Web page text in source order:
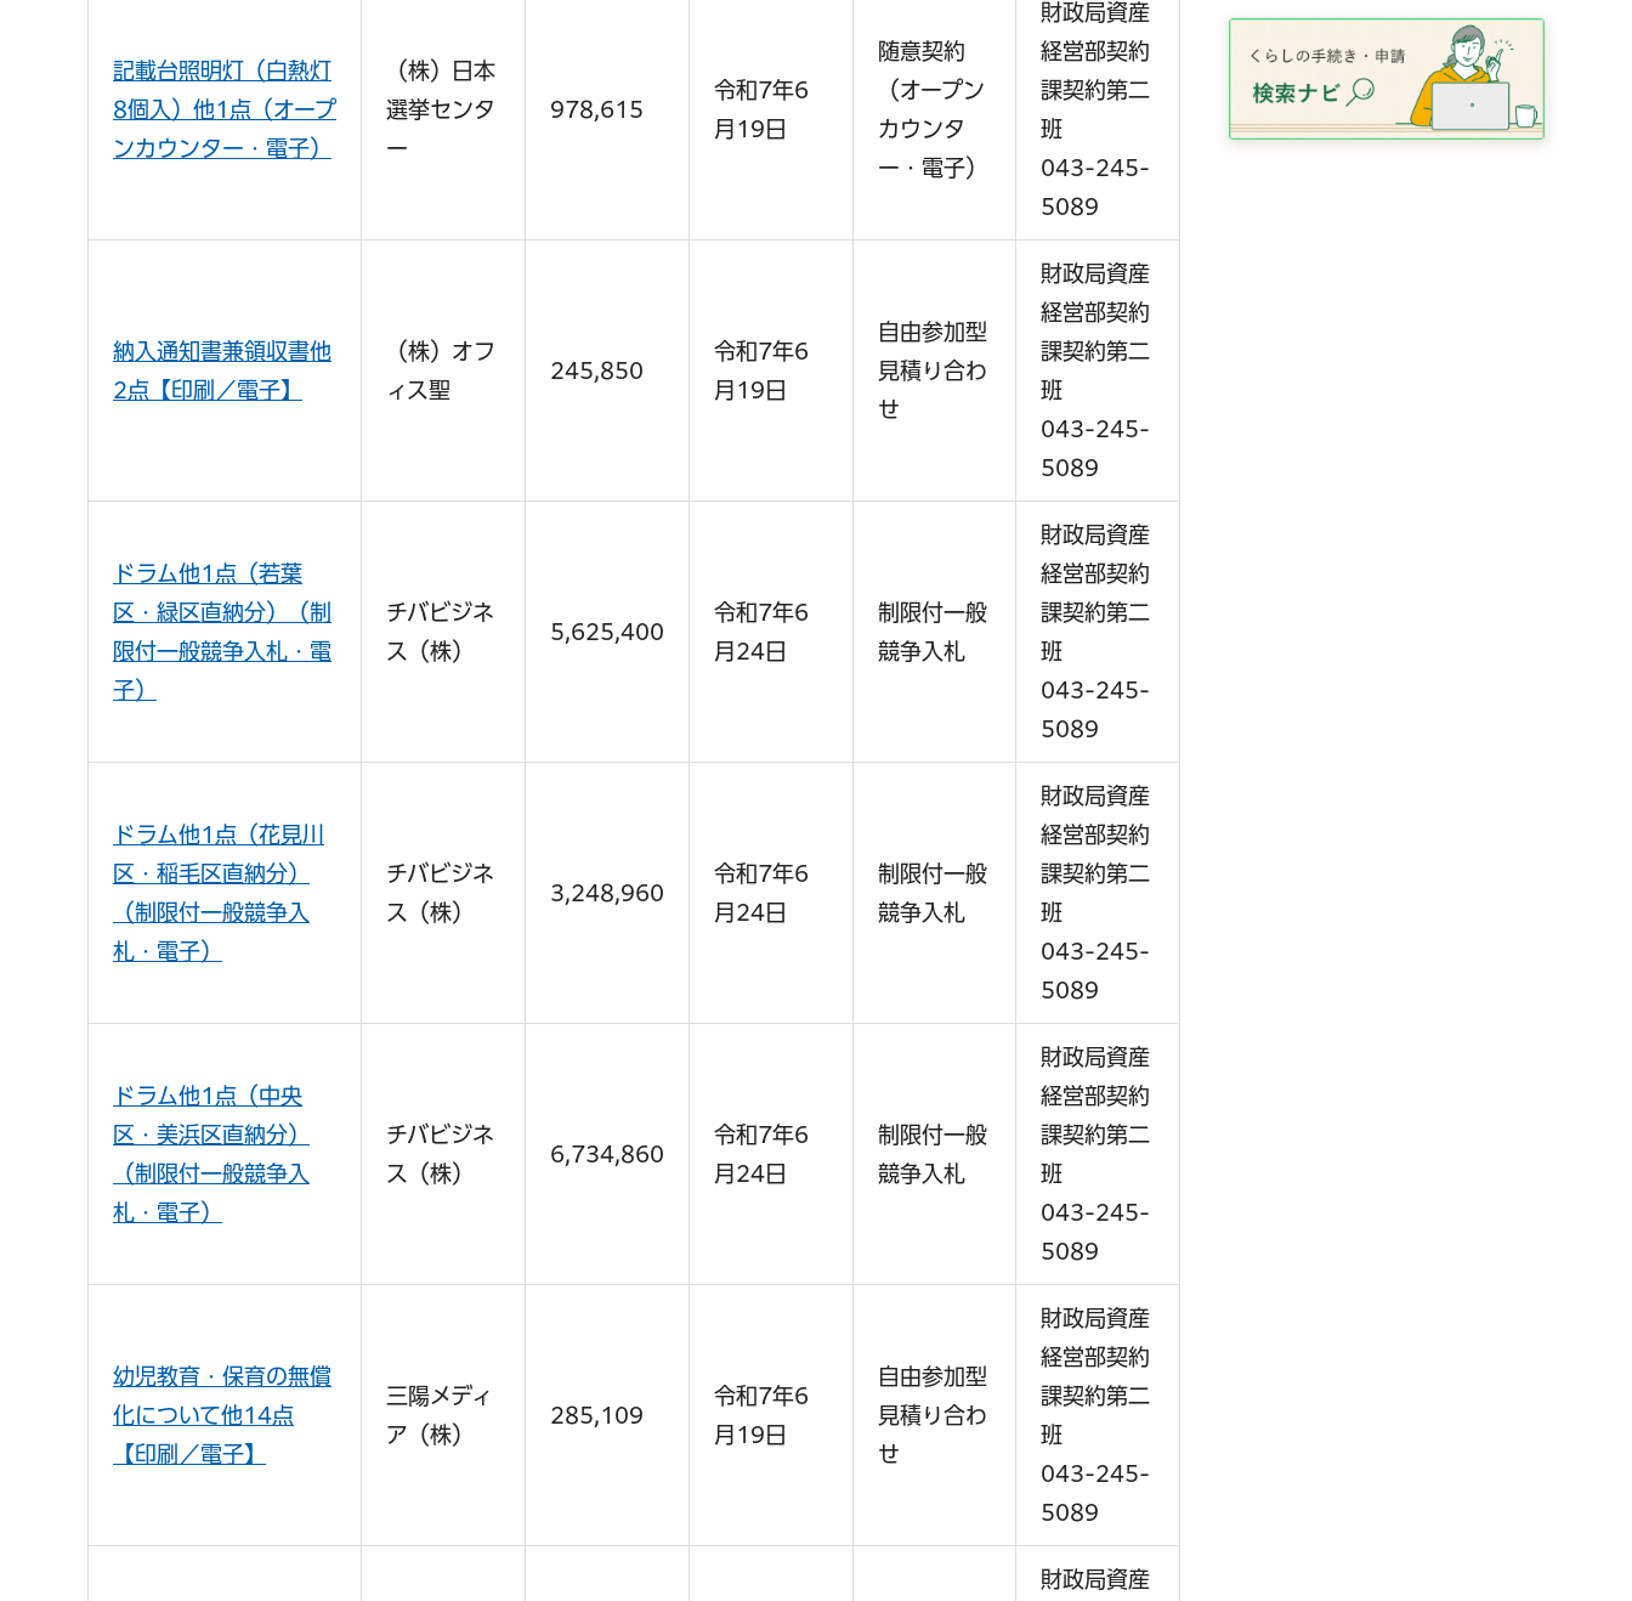
記載台照明灯（白熱灯
8個入）他1点（オープ
ンカウンター・電子）
（株）日本
選挙センタ
ー
978,615
令和7年6
月19日
随意契約
（オープン
カウンタ
ー・電子）
財政局資産
経営部契約
課契約第二
班
043-245-
5089
納入通知書兼領収書他
2点【印刷／電子】
（株）オフ
ィス聖
245,850
令和7年6
月19日
自由参加型
見積り合わ
せ
財政局資産
経営部契約
課契約第二
班
043-245-
5089
ドラム他1点（若葉
区・緑区直納分）（制
限付一般競争入札・電
子）
チバビジネ
ス（株）
5,625,400
令和7年6
月24日
制限付一般
競争入札
財政局資産
経営部契約
課契約第二
班
043-245-
5089
ドラム他1点（花見川
区・稲毛区直納分）
（制限付一般競争入
札・電子）
チバビジネ
ス（株）
3,248,960
令和7年6
月24日
制限付一般
競争入札
財政局資産
経営部契約
課契約第二
班
043-245-
5089
ドラム他1点（中央
区・美浜区直納分）
（制限付一般競争入
札・電子）
チバビジネ
ス（株）
6,734,860
令和7年6
月24日
制限付一般
競争入札
財政局資産
経営部契約
課契約第二
班
043-245-
5089
幼児教育・保育の無償
化について他14点
【印刷／電子】
三陽メディ
ア（株）
285,109
令和7年6
月19日
自由参加型
見積り合わ
せ
財政局資産
経営部契約
課契約第二
班
043-245-
5089
財政局資産